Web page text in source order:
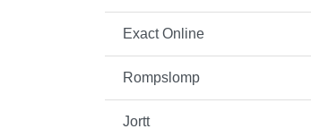
Exact Online
Rompslomp
Jortt